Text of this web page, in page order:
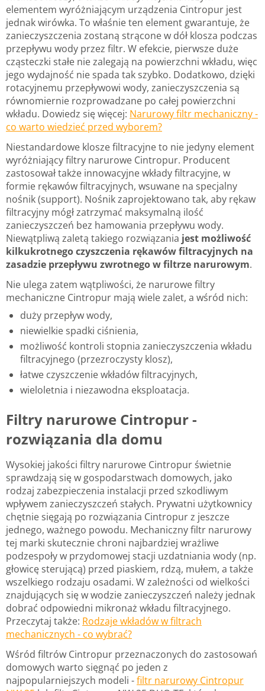
elementem wyróżniającym urządzenia Cintropur jest
jednak wirówka. To właśnie ten element gwarantuje, że
zanieczyszczenia zostaną strącone w dół klosza podczas
przepływu wody przez filtr. W efekcie, pierwsze duże
cząsteczki stałe nie zalegają na powierzchni wkładu, więc
jego wydajność nie spada tak szybko. Dodatkowo, dzięki
rotacyjnemu przepływowi wody, zanieczyszczenia są
równomiernie rozprowadzane po całej powierzchni
wkładu. Dowiedz się więcej: Narurowy filtr mechaniczny -
co warto wiedzieć przed wyborem?
Niestandardowe klosze filtracyjne to nie jedyny element
wyróżniający filtry narurowe Cintropur. Producent
zastosował także innowacyjne wkłady filtracyjne, w
formie rękawów filtracyjnych, wsuwane na specjalny
nośnik (support). Nośnik zaprojektowano tak, aby rękaw
filtracyjny mógł zatrzymać maksymalną ilość
zanieczyszczeń bez hamowania przepływu wody.
Niewątpliwą zaletą takiego rozwiązania jest możliwość
kilkukrotnego czyszczenia rękawów filtracyjnych na
zasadzie przepływu zwrotnego w filtrze narurowym.
Nie ulega zatem wątpliwości, że narurowe filtry
mechaniczne Cintropur mają wiele zalet, a wśród nich:
duży przepływ wody,
niewielkie spadki ciśnienia,
możliwość kontroli stopnia zanieczyszczenia wkładu
filtracyjnego (przezroczysty klosz),
łatwe czyszczenie wkładów filtracyjnych,
wieloletnia i niezawodna eksploatacja.
Filtry narurowe Cintropur -
rozwiązania dla domu
Wysokiej jakości filtry narurowe Cintropur świetnie
sprawdzają się w gospodarstwach domowych, jako
rodzaj zabezpieczenia instalacji przed szkodliwym
wpływem zanieczyszczeń stałych. Prywatni użytkownicy
chętnie sięgają po rozwiązania Cintropur z jeszcze
jednego, ważnego powodu. Mechaniczny filtr narurowy
tej marki skutecznie chroni najbardziej wrażliwe
podzespoły w przydomowej stacji uzdatniania wody (np.
głowicę sterującą) przed piaskiem, rdzą, mułem, a także
wszelkiego rodzaju osadami. W zależności od wielkości
znajdujących się w wodzie zanieczyszczeń należy jednak
dobrać odpowiedni mikronaż wkładu filtracyjnego.
Przeczytaj także: Rodzaje wkładów w filtrach
mechanicznych - co wybrać?
Wśród filtrów Cintropur przeznaczonych do zastosowań
domowych warto sięgnąć po jeden z
najpopularniejszych modeli -filtr narurowy Cintropur